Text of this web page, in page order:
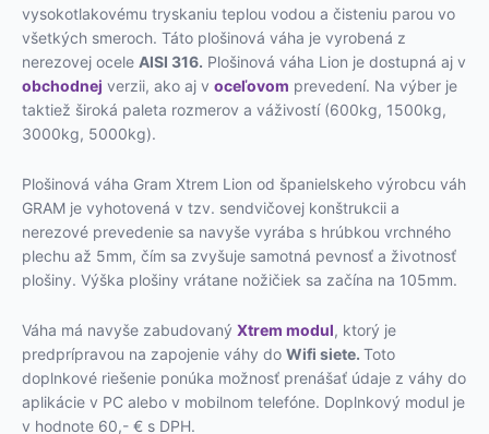
vysokotlakovému tryskaniu teplou vodou a čisteniu parou vo
všetkých smeroch. Táto plošinová váha je vyrobená z
nerezovej ocele AISI 316. Plošinová váha Lion je dostupná aj v
obchodnej verzii, ako aj v oceľovom prevedení. Na výber je
taktiež široká paleta rozmerov a váživostí (600kg, 1500kg,
3000kg, 5000kg).
Plošinová váha Gram Xtrem Lion od španielskeho výrobcu váh
GRAM je vyhotovená v tzv. sendvičovej konštrukcii a
nerezové prevedenie sa navyše vyrába s hrúbkou vrchného
plechu až 5mm, čím sa zvyšuje samotná pevnosť a životnosť
plošiny. Výška plošiny vrátane nožičiek sa začína na 105mm.
Váha má navyše zabudovaný Xtrem modul, ktorý je
predprípravou na zapojenie váhy do Wifi siete. Toto
doplnkové riešenie ponúka možnosť prenášať údaje z váhy do
aplikácie v PC alebo v mobilnom telefóne. Doplnkový modul je
v hodnote 60,- € s DPH.